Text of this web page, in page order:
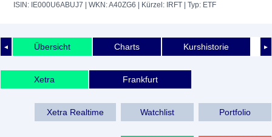
ISIN: IE000U6ABUJ7 | WKN: A40ZG6 | Kürzel: IRFT | Typ: ETF
◄ ►
Übersicht Charts Kurshistorie
Xetra Frankfurt
Xetra Realtime Watchlist Portfolio